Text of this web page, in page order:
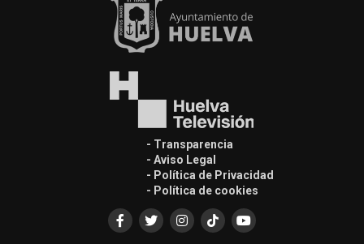
- Transparencia
- Aviso Legal
- Política de Privacidad
- Política de cookies